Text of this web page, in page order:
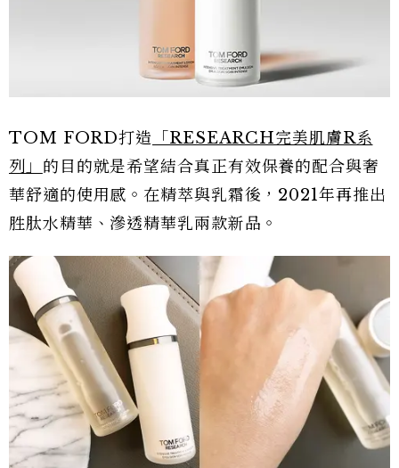
TOM FORD打造 「RESEARCH完美肌膚R系
列」 的目的就是希望結合真正有效保養的配合與奢
華舒適的使用感。在精萃與乳霜後，2021年再推出
胜肽水精華、滲透精華乳兩款新品。